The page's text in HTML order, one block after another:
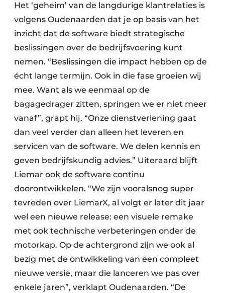
Het ‘geheim’ van de langdurige klantrelaties is
volgens Oudenaarden dat je op basis van het
inzicht dat de software biedt strategische
beslissingen over de bedrijfsvoering kunt
nemen. “Beslissingen die impact hebben op de
écht lange termijn. Ook in die fase groeien wij
mee. Want als we eenmaal op de
bagagedrager zitten, springen we er niet meer
vanaf”, grapt hij. “Onze dienstverlening gaat
dan veel verder dan alleen het leveren en
servicen van de software. We delen kennis en
geven bedrijfskundig advies.” Uiteraard blijft
Liemar ook de software continu
doorontwikkelen. “We zijn vooralsnog super
tevreden over LiemarX, al volgt er later dit jaar
wel een nieuwe release: een visuele remake
met ook technische verbeteringen onder de
motorkap. Op de achtergrond zijn we ook al
bezig met de ontwikkeling van een compleet
nieuwe versie, maar die lanceren we pas over
enkele jaren”, verklapt Oudenaarden. “De